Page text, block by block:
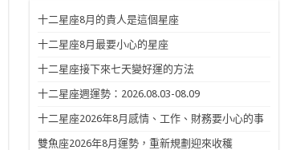
十二星座8月的貴人是這個星座
十二星座8月最要小心的星座
十二星座接下來七天變好運的方法
十二星座週運勢：2026.08.03-08.09
十二星座2026年8月感情、工作、財務要小心的事
雙魚座2026年8月運勢，重新規劃迎來收穫